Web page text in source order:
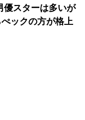
優スターは多いが
ックの方が格上